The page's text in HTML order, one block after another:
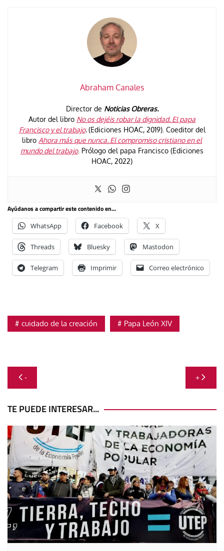
Abraham Canales
Director de Noticias Obreras.
Autor del libro No os dejéis robar la dignidad. El papa
Francisco y el trabajo.(Ediciones HOAC, 2019). Coeditor del
libro Ahora más que nunca. El compromiso cristiano en el
mundo del trabajo. Prólogo del papa Francisco (Ediciones
HOAC, 2022)
Ayúdanos a compartir este contenido en...
WhatsApp Facebook X
Threads Bluesky Mastodon
Telegram Imprimir Correo electrónico
cuidado de la creación Papa León XIV
Navegación
de
entradas
- +
TE PUEDE INTERESAR...